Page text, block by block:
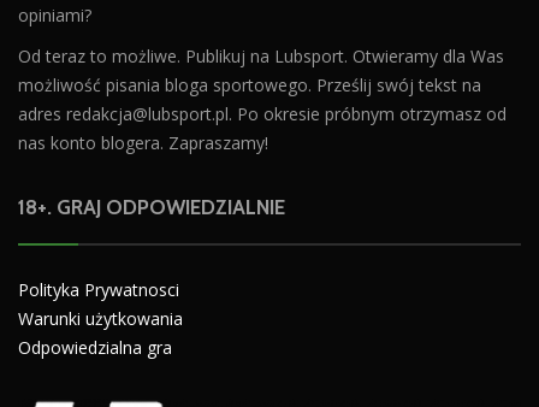
opiniami?
Od teraz to możliwe. Publikuj na Lubsport. Otwieramy dla Was
możliwość pisania bloga sportowego. Prześlij swój tekst na
adres redakcja@lubsport.pl. Po okresie próbnym otrzymasz od
nas konto blogera. Zapraszamy!
18+. GRAJ ODPOWIEDZIALNIE
Polityka Prywatnosci
Warunki użytkowania
Odpowiedzialna gra